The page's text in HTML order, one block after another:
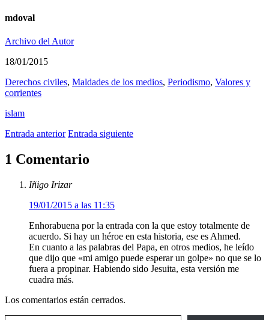
mdoval
Archivo del Autor
18/01/2015
Derechos civiles, Maldades de los medios, Periodismo, Valores y
corrientes
islam
Entrada anterior Entrada siguiente
1 Comentario
Iñigo Irizar
19/01/2015 a las 11:35
Enhorabuena por la entrada con la que estoy totalmente de
acuerdo. Si hay un héroe en esta historia, ese es Ahmed.
En cuanto a las palabras del Papa, en otros medios, he leído
que dijo que «mi amigo puede esperar un golpe» no que se lo
fuera a propinar. Habiendo sido Jesuita, esta versión me
cuadra más.
Los comentarios están cerrados.
Escribe tu correo electrónico…